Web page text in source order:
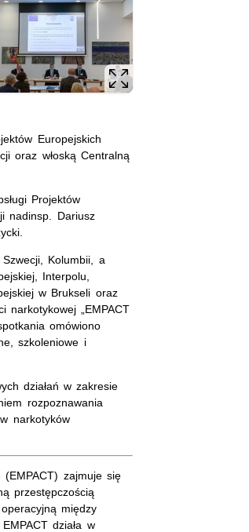
Europejskich
oraz włoską Centralną
Projektów
nadinsp. Dariusz
Kolumbii, a
Interpolu,
w Brukseli oraz
narkotykowej „EMPACT
omówiono
szkoleniowe i
działań w zakresie
rozpoznawania
narkotyków
(EMPACT) zajmuje się
przestępczością
między
działa w